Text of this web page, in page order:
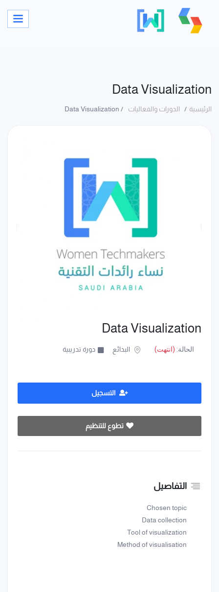
Data Visualization
الرئيسية الدورات والفعاليات
Data Visualization
الحالة: (انتهت) البدائع دورة تدريبية
التسجيل
تطوع للتنظيم
التفاصيل
Chosen topic
Data collection
Tool of visualization
Method of visualisation